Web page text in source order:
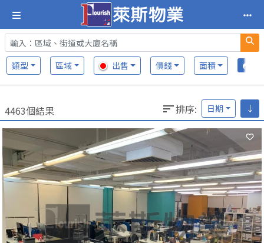
類型 區域 出售 價錢 面積
4463個結果 排序: 日期 ↓